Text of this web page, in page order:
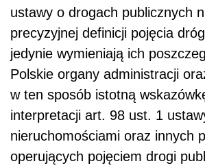
ustawy o drogach publicznych
precyzyjnej definicji pojęcia
jedynie wymieniają ich
Polskie organy administracji
w ten sposób istotną
interpretacji art. 98 ust. 1
nieruchomościami oraz innych
operujących pojęciem drogi